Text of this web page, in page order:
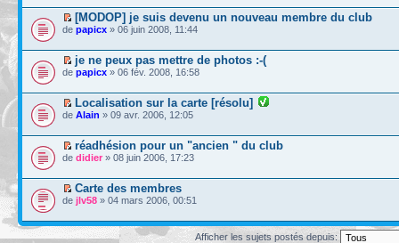
[MODOP] je suis devenu un nouveau membre du club
de papicx » 06 juin 2008, 11:44
je ne peux pas mettre de photos :-(
de papicx » 06 fév. 2008, 16:58
Localisation sur la carte [résolu]
de Alain » 09 avr. 2006, 12:05
réadhésion pour un "ancien " du club
de didier » 08 juin 2006, 17:23
Carte des membres
de jlv58 » 04 mars 2006, 00:51
Afficher les sujets postés depuis: